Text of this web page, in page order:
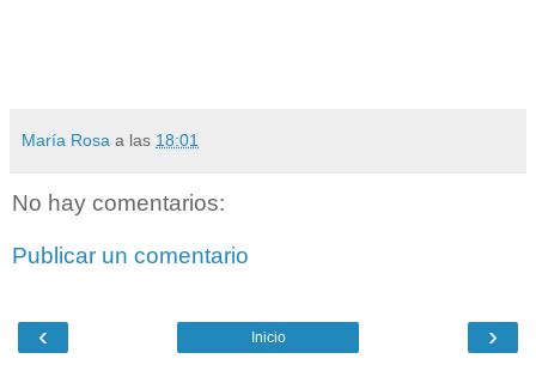
María Rosa a las 18:01
No hay comentarios:
Publicar un comentario
‹ ›
Inicio